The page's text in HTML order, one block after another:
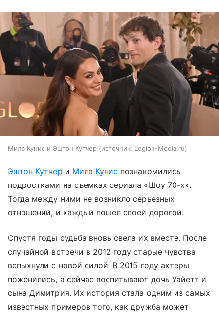
Мила Кунис и Эштон Кутчер источник: Legion-Media.ru
Эштон Кутчер и Мила Кунис познакомились
подростками на съемках сериала «Шоу 70-х».
Тогда между ними не возникло серьезных
отношений, и каждый пошел своей дорогой.
Спустя годы судьба вновь свела их вместе. После
случайной встречи в 2012 году старые чувства
вспыхнули с новой силой. В 2015 году актеры
поженились, а сейчас воспитывают дочь Уайетт и
сына Димитрия. Их история стала одним из самых
известных примеров того, как дружба может